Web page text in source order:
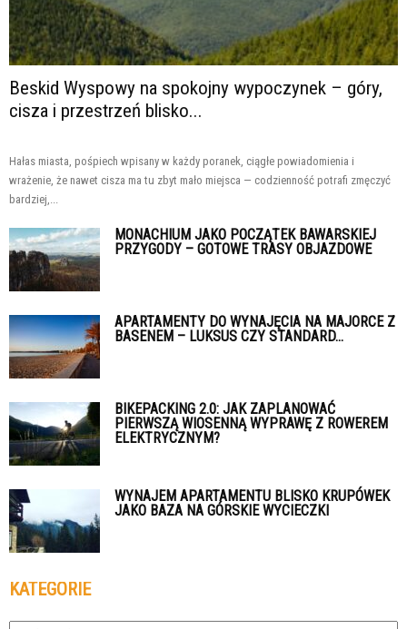
Beskid Wyspowy na spokojny wypoczynek – góry,
cisza i przestrzeń blisko...
Hałas miasta, pośpiech wpisany w każdy poranek, ciągłe powiadomienia i
wrażenie, że nawet cisza ma tu zbyt mało miejsca — codzienność potrafi zmęczyć
bardziej,...
MONACHIUM JAKO POCZĄTEK BAWARSKIEJ
PRZYGODY – GOTOWE TRASY OBJAZDOWE
APARTAMENTY DO WYNAJĘCIA NA MAJORCE Z
BASENEM – LUKSUS CZY STANDARD...
BIKEPACKING 2.0: JAK ZAPLANOWAĆ
PIERWSZĄ WIOSENNĄ WYPRAWĘ Z ROWEREM
ELEKTRYCZNYM?
WYNAJEM APARTAMENTU BLISKO KRUPÓWEK
JAKO BAZA NA GÓRSKIE WYCIECZKI
KATEGORIE
Kategorie